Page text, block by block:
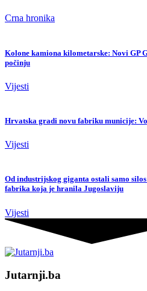
Crna hronika
Kolone kamiona kilometarske: Novi GP
počinju
Vijesti
Hrvatska gradi novu fabriku municije:
Vijesti
Od industrijskog giganta ostali samo
fabrika koja je hranila Jugoslaviju
Vijesti
Jutarnji.ba